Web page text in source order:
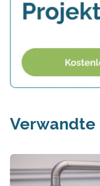
Verwandte